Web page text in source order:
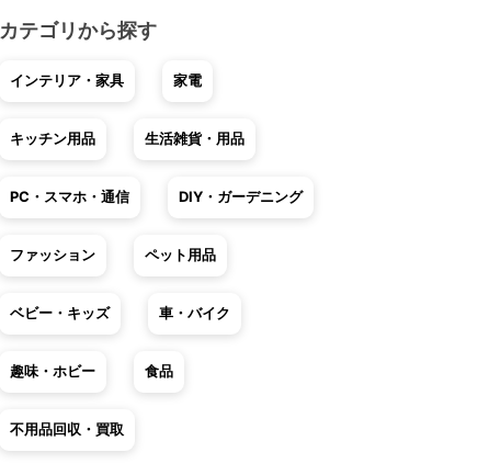
カテゴリから探す
インテリア・家具 家電
キッチン用品 生活雑貨・用品
PC・スマホ・通信 DIY・ガーデニング
ファッション ペット用品
ベビー・キッズ 車・バイク
趣味・ホビー 食品
不用品回収・買取